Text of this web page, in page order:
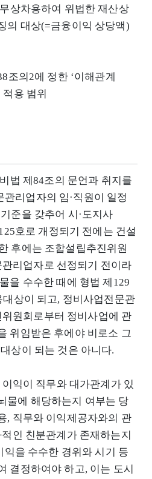
상차용하여 위법한 재산상
의 대상(=금융이익 상당액)
조의2에 정한 ‘이해관계
적용 범위
법 제84조의 문언과 취지를
리업자의 임·직원이 일정
준을 갖추어 시·도지사
호로 개정되기 전에는 건설
후에는 조합설립추진위원
리업자로 선정되기 전이라
을 수수한 때에 형법 제129
상이 되고, 정비사업전문관
원회로부터 정비사업에 관
위임받은 후에야 비로소 그
상이 되는 것은 아니다.
익이 직무와 대가관계가 있
물에 해당하는지 여부는 당
, 직무와 이익제공자와의 관
인 친분관계가 존재하는지
익을 수수한 경위와 시기 등
결정하여야 하고, 이는 도시